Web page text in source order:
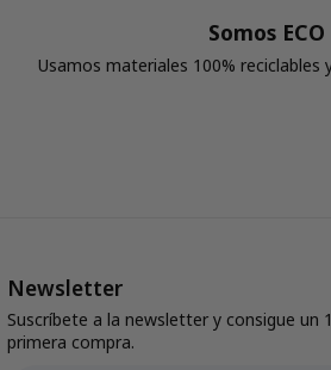
Somos ECO
Usamos materiales 100% reciclables
Newsletter
Suscríbete a la newsletter y consigue un
primera compra.